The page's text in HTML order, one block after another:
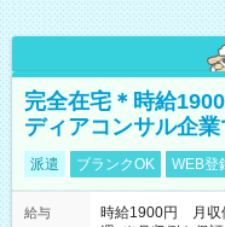
完全在宅＊時給
ディアコンサル企
派遣 ブランクOK WEB登
給与
時給1900円 月収